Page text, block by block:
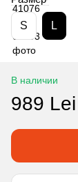
S L
В наличии
989 Lei